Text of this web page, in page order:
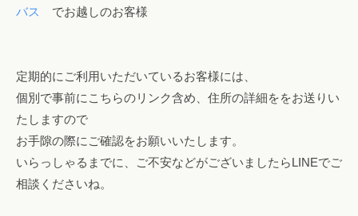
バス でお越しのお客様
定期的にご利用いただいているお客様には、
個別で事前にこちらのリンク含め、住所の詳細ををお送りい
たしますので
お手隙の際にご確認をお願いいたします。
いらっしゃるまでに、ご不安などがございましたらLINEでご
相談くださいね。